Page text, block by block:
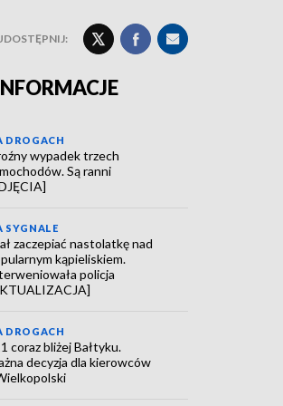
DROGACH
wypadek trzech
Są ranni
SYGNALE
zaczepiać nastolatkę nad
kąpieliskiem.
policja
DROGACH
coraz bliżej Bałtyku.
decyzja dla kierowców